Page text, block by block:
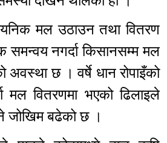
मल उठाउन तथा वितरण
समन्वय नगर्दा किसानसम्म मल
छ । वर्षे धान रोपाइँको
मल वितरणमा भएको ढिलाइले
जोखिम बढेको छ ।